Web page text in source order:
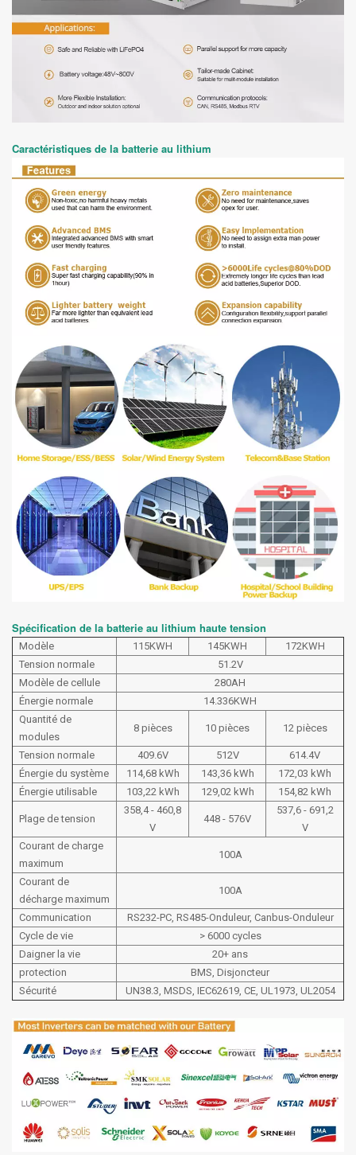
Caractéristiques de la batterie au lithium
Spécification de la batterie au lithium haute tension
Modèle 115KWH 145KWH
172KWH
Tension normale
51.2V
Modèle de cellule
280AH
Énergie normale
14.336KWH
Quantité de
modules
8 pièces 10 pièces 12 pièces
Tension normale 409.6V 512V
614.4V
Énergie du système
114,68 kWh 143,36 kWh
172,03 kWh
Énergie utilisable
103,22 kWh 129,02 kWh 154,82 kWh
Plage de tension
358,4 - 460,8
V
448 - 576V
537,6 - 691,2
V
Courant de charge
maximum
100A
Courant de
décharge maximum
100A
Communication
RS232-PC, RS485-Onduleur, Canbus-Onduleur
Cycle de vie
> 6000 cycles
Daigner la vie
20+ ans
protection
BMS, Disjoncteur
Sécurité
UN38.3, MSDS, IEC62619, CE, UL1973, UL2054